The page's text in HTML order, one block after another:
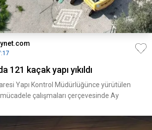
121 kaçak yapı yıkıldı
Yapı Kontrol Müdürlüğünce yürütülen
çalışmaları çerçevesinde Ay